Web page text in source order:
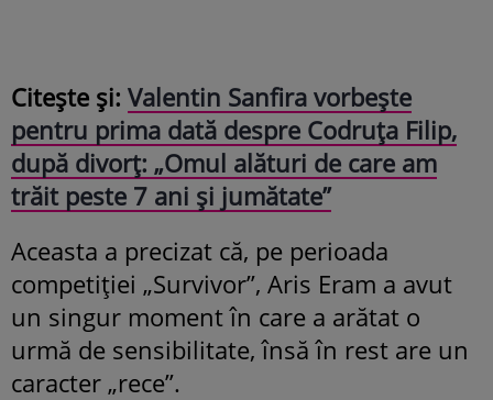
Citește și: Valentin Sanfira vorbește
pentru prima dată despre Codruța Filip,
după divorț: „Omul alături de care am
trăit peste 7 ani și jumătate”
Aceasta a precizat că, pe perioada
competiției „Survivor”, Aris Eram a avut
un singur moment în care a arătat o
urmă de sensibilitate, însă în rest are un
caracter „rece”.